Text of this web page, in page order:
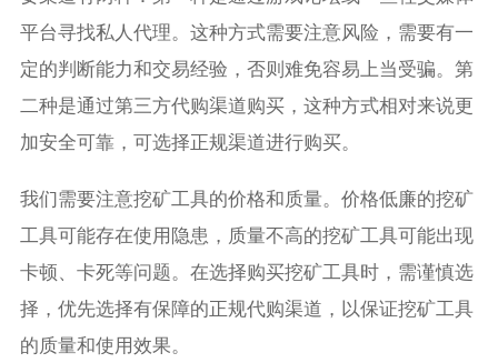
平台寻找私人代理。这种方式需要注意风险，需要有一
定的判断能力和交易经验，否则难免容易上当受骗。第
二种是通过第三方代购渠道购买，这种方式相对来说更
加安全可靠，可选择正规渠道进行购买。
我们需要注意挖矿工具的价格和质量。价格低廉的挖矿
工具可能存在使用隐患，质量不高的挖矿工具可能出现
卡顿、卡死等问题。在选择购买挖矿工具时，需谨慎选
择，优先选择有保障的正规代购渠道，以保证挖矿工具
的质量和使用效果。